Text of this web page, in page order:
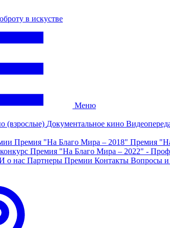
в искустве
Меню
(взрослые) Документальное кино
Премия "На Благо Мира – 2018" Премия
Премия "На Благо Мира – 2022" -
о нас Партнеры Премии Контакты Вопросы и